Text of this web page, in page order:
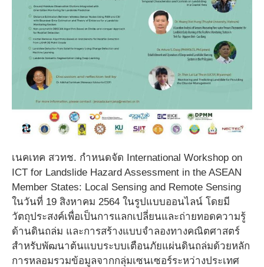
เนคเทค สวทช. กำหนดจัด International Workshop on
ICT for Landslide Hazard Assessment in the ASEAN
Member States: Local Sensing and Remote Sensing
ในวันที่ 19 สิงหาคม 2564 ในรูปแบบออนไลน์ โดยมี
วัตถุประสงค์เพื่อเป็นการแลกเปลี่ยนและถ่ายทอดความรู้
ด้านดินถล่ม และการสร้างแบบจำลองทางคณิตศาสตร์
สำหรับพัฒนาต้นแบบระบบเตือนภัยแผ่นดินถล่มด้วยหลัก
การหลอมรวมข้อมูลจากกลุ่มเซนเซอร์ระหว่างประเทศ